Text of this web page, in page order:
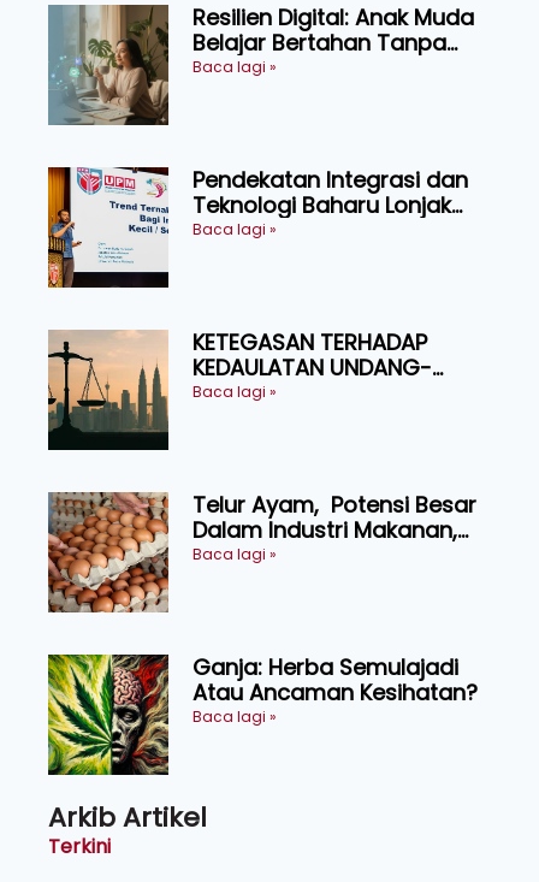
Resilien Digital: Anak Muda
Belajar Bertahan Tanpa
Perlu Menekan Diri
Baca lagi »
Pendekatan Integrasi dan
Teknologi Baharu Lonjak
Produktiviti Ternakan
Baca lagi »
KETEGASAN TERHADAP
KEDAULATAN UNDANG-
UNDANG ASAS KEPADA
Baca lagi »
Telur Ayam, Potensi Besar
Dalam Industri Makanan,
Kosmetik dan Penyelidikan
Baca lagi »
Ganja: Herba Semulajadi
Atau Ancaman Kesihatan?
Baca lagi »
Arkib Artikel
Terkini